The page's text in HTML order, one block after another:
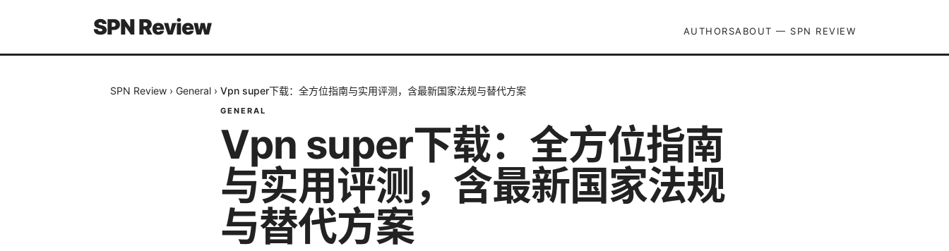
SPN Review AUTHORSABOUT — SPN REVIEW
SPN Review › General › Vpn super下载：全方位指南与实用评测，含最新国家法规与替代方案
GENERAL
Vpn super下载：全方位指南
与实用评测，含最新国家法规
与替代方案